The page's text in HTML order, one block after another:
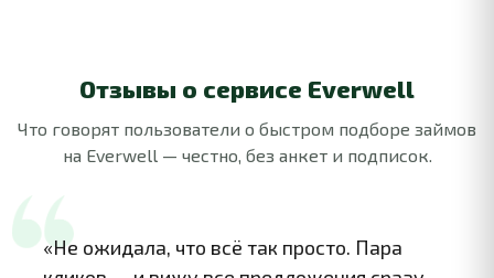
Отзывы о сервисе Everwell
Что говорят пользователи о быстром подборе займов
на Everwell — честно, без анкет и подписок.
просто. Пара
«Быстро, честно и